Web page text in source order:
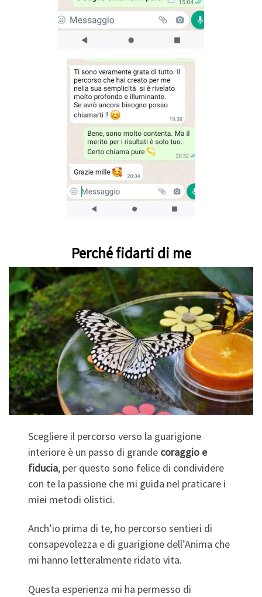
Perché fidarti di me
Scegliere il percorso verso la guarigione
interiore è un passo di grande coraggio e
fiducia, per questo sono felice di condividere
con te la passione che mi guida nel praticare i
miei metodi olistici.
Anch’io prima di te, ho percorso sentieri di
consapevolezza e di guarigione dell’Anima che
mi hanno letteralmente ridato vita.
Questa esperienza mi ha permesso di